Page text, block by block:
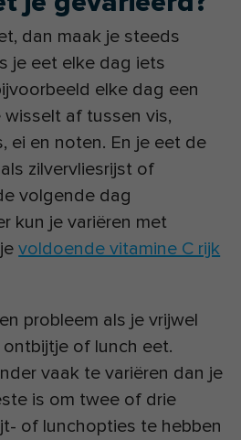
dan maak je steeds
je eet elke dag iets
elke dag een
af tussen vis,
ei en noten. En je eet de
zilvervliesrijst of
volgende dag
kun je variëren met
voldoende vitamine C rijk
probleem als je vrijwel
of lunch eet.
vaak te variëren dan je
is om twee of drie
of lunchopties te hebben